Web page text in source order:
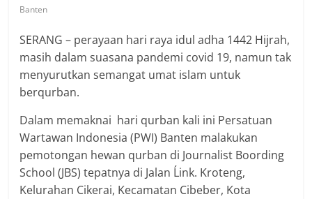
Banten
SERANG – perayaan hari raya idul adha 1442 Hijrah,
masih dalam suasana pandemi covid 19, namun tak
menyurutkan semangat umat islam untuk
berqurban.
Dalam memaknai hari qurban kali ini Persatuan
Wartawan Indonesia (PWI) Banten malakukan
pemotongan hewan qurban di Journalist Boording
School (JBS) tepatnya di Jalan Ĺink. Kroteng,
Kelurahan Cikerai, Kecamatan Cibeber, Kota